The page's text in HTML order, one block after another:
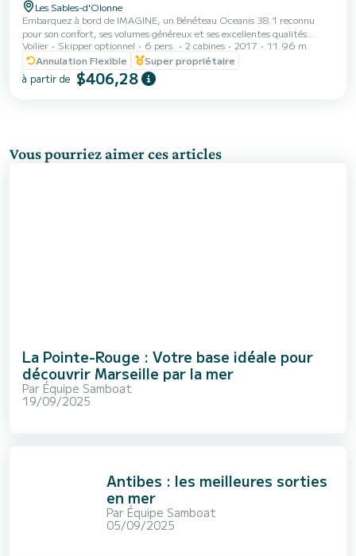
Les Sables-d'Olonne
Embarquez à bord de IMAGINE, un Bénéteau Oceanis 38.1 reconnu
pour son confort, ses volumes généreux et ses excellentes qualités
marines. Laissez-vous porter par le vent le temps d’une escapade de
quelques jours vers l’île d’Yeu, Noirmoutier, la Bretagne ou les côtes
espagnoles. Conçu pour la croisière, l’Oceanis 38.1 offre une navigation
agréable, sûre et accessible, tout en garantissant un confort
Voilier Skipper optionnel 6 pers. 2 cabines 2017
11.96 m
Annulation Flexible
Super propriétaire
à partir de $406,28
Vous pourriez aimer ces articles
La Pointe-Rouge : Votre base idéale pour
découvrir Marseille par la mer
Par Équipe Samboat
19/09/2025
Antibes : les meilleures sorties
en mer
Par Équipe Samboat
05/09/2025